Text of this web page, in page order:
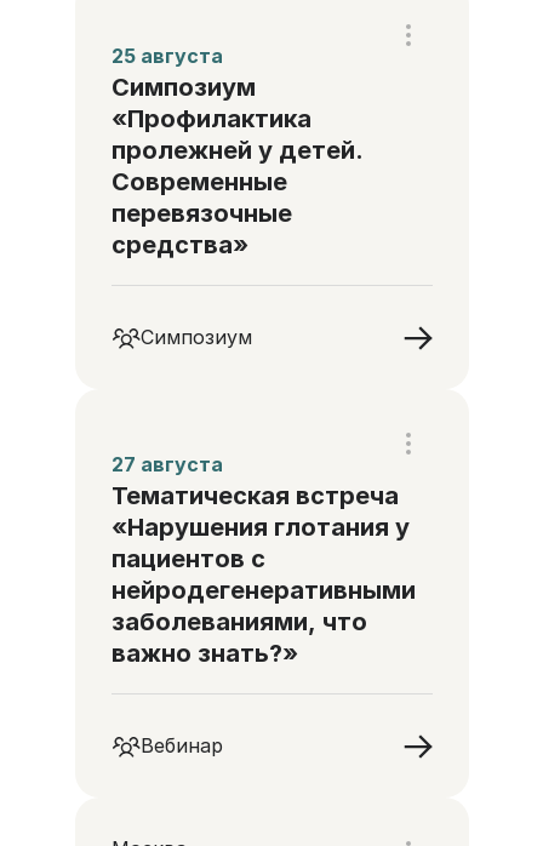
25 августа
Симпозиум
«Профилактика
пролежней у детей.
Современные
перевязочные
средства»
Симпозиум
27 августа
Тематическая встреча
«Нарушения глотания у
пациентов с
нейродегенеративными
заболеваниями, что
важно знать?»
Вебинар